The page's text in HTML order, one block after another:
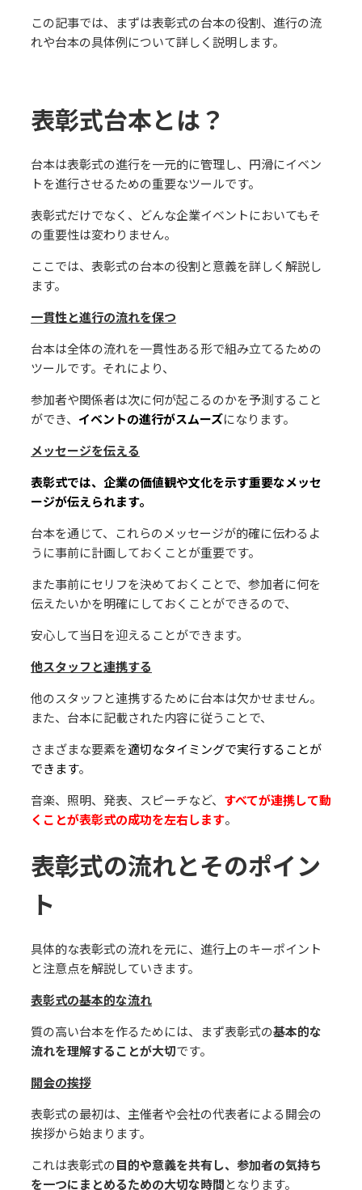
この記事では、まずは表彰式の台本の役割、進⾏の流
れや台本の具体例について詳しく説明します。
表彰式台本とは？
台本は表彰式の進⾏を⼀元的に管理し、円滑にイベン
トを進⾏させるための重要なツールです。
表彰式だけでなく、どんな企業イベントにおいてもそ
の重要性は変わりません。
ここでは、表彰式の台本の役割と意義を詳しく解説し
ます。
⼀貫性と進⾏の流れを保つ
台本は全体の流れを⼀貫性ある形で組み⽴てるための
ツールです。それにより、
参加者や関係者は次に何が起こるのかを予測すること
ができ、 イベントの進⾏がスムーズになります。
メッセージを伝える
表彰式では、企業の価値観や⽂化を⽰す重要なメッセ
ージが伝えられます。
台本を通じて、これらのメッセージが的確に伝わるよ
うに事前に計画しておくことが重要です。
また事前にセリフを決めておくことで、参加者に何を
伝えたいかを明確にしておくことができるので、
安⼼して当⽇を迎えることができます。
他スタッフと連携する
他のスタッフと連携するために台本は⽋かせません。
また、台本に記載された内容に従うことで、
さまざまな要素を適切なタイミングで実⾏することが
できます。
⾳楽、照明、発表、スピーチなど、 すべてが連携して動
くことが表彰式の成功を左右します。
表彰式の流れとそのポイン
ト
具体的な表彰式の流れを元に、進⾏上のキーポイント
と注意点を解説していきます。
表彰式の基本的な流れ
質の⾼い台本を作るためには、まず表彰式の基本的な
流れを理解することが⼤切です。
開会の挨拶
表彰式の最初は、主催者や会社の代表者による開会の
挨拶から始まります。
これは表彰式の⽬的や意義を共有し、参加者の気持ち
を⼀つにまとめるための⼤切な時間となります。